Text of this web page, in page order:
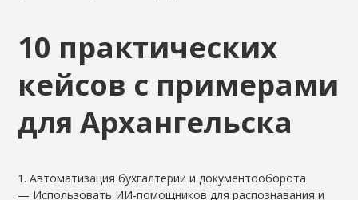
10 практических
кейсов с примерами
для Архангельска
1. Автоматизация бухгалтерии и документооборота
— Использовать ИИ‑помощников для распознавания и